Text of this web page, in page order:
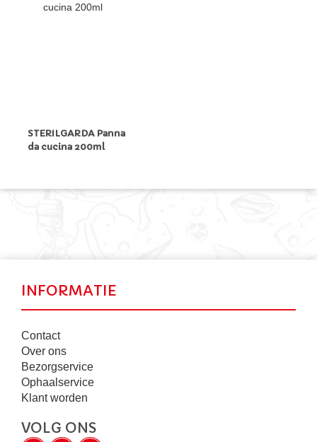
STERILGARDA Panna
da cucina 200ml
INFORMATIE
Contact
Over ons
Bezorgservice
Ophaalservice
Klant worden
VOLG ONS